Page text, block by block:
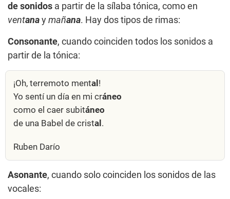
de sonidos a partir de la sílaba tónica, como en
ventana y mañana. Hay dos tipos de rimas:
Consonante, cuando coinciden todos los sonidos a
partir de la tónica:
¡Oh, terremoto mental !
Yo sentí un día en mi cráneo
como el caer subitáneo
de una Babel de cristal .
Ruben Darío
Asonante, cuando solo coinciden los sonidos de las
vocales: